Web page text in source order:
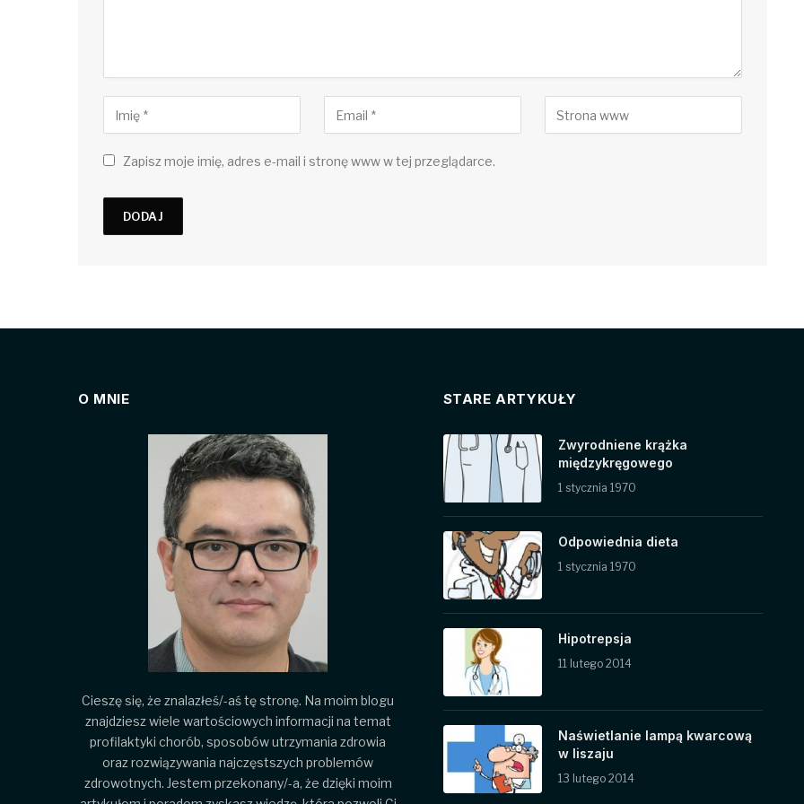
Zapisz moje imię, adres e-mail i stronę www w tej przeglądarce.
O MNIE
Cieszę się, że znalazłeś/-aś tę stronę. Na moim blogu
znajdziesz wiele wartościowych informacji na temat
profilaktyki chorób, sposobów utrzymania zdrowia
oraz rozwiązywania najczęstszych problemów
zdrowotnych. Jestem przekonany/-a, że dzięki moim
STARE ARTYKUŁY
Zwyrodniene krążka
międzykręgowego
1 stycznia 1970
Odpowiednia dieta
1 stycznia 1970
Hipotrepsja
11 lutego 2014
Naświetlanie lampą kwarcową
w liszaju
13 lutego 2014